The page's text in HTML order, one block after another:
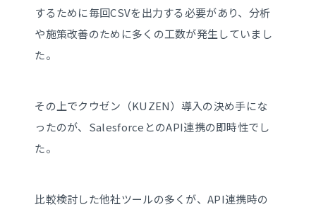
するために毎回CSVを出力する必要があり、分析
や施策改善のために多くの工数が発生していまし
た。
その上でクウゼン（KUZEN）導入の決め手にな
ったのが、SalesforceとのAPI連携の即時性でし
た。
比較検討した他社ツールの多くが、API連携時の